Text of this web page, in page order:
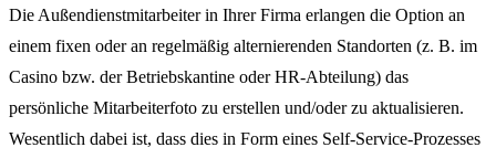
Die Außendienstmitarbeiter in Ihrer Firma erlangen die Option an
einem fixen oder an regelmäßig alternierenden Standorten (z. B. im
Casino bzw. der Betriebskantine oder HR-Abteilung) das
persönliche Mitarbeiterfoto zu erstellen und/oder zu aktualisieren.
Wesentlich dabei ist, dass dies in Form eines Self-Service-Prozesses